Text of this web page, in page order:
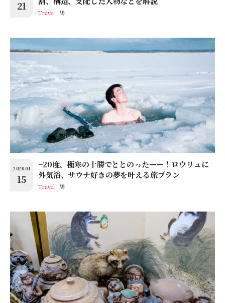
21
Travel 鳩
2020.01
15
−20度、極寒の十勝でととのったーー！ロウリュに
外気浴、サウナ好きの夢を叶える旅プラン
Travel 鳩